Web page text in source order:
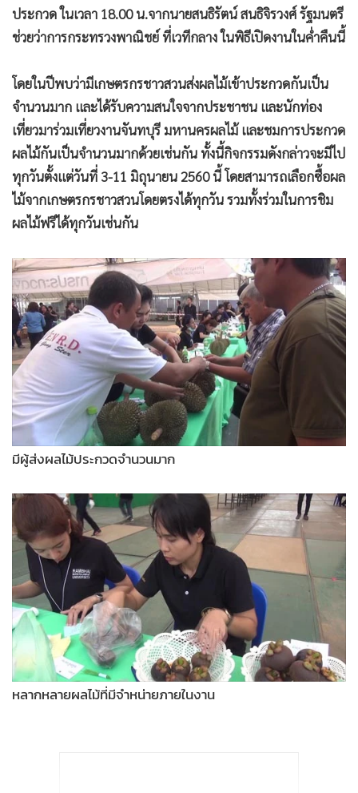
ประกวด ในเวลา 18.00 น.จากนายสนธิรัตน์ สนธิจิรวงศ์ รัฐมนตรี
ช่วยว่าการกระทรวงพาณิชย์ ที่เวทีกลาง ในพิธีเปิดงานในค่ำคืนนี้
โดยในปีพบว่ามีเกษตรกรชาวสวนส่งผลไม้เข้าประกวดกันเป็น
จำนวนมาก และได้รับความสนใจจากประชาชน และนักท่อง
เที่ยวมาร่วมเที่ยวงานจันทบุรี มหานครผลไม้ และชมการประกวด
ผลไม้กันเป็นจำนวนมากด้วยเช่นกัน ทั้งนี้กิจกรรมดังกล่าวจะมีไป
ทุกวันตั้งแต่วันที่ 3-11 มิถุนายน 2560 นี้ โดยสามารถเลือกซื้อผล
ไม้จากเกษตรกรชาวสวนโดยตรงได้ทุกวัน รวมทั้งร่วมในการชิม
ผลไม้ฟรีได้ทุกวันเช่นกัน
มีผู้ส่งผลไม้ประกวดจำนวนมาก
หลากหลายผลไม้ที่มีจำหน่ายภายในงาน